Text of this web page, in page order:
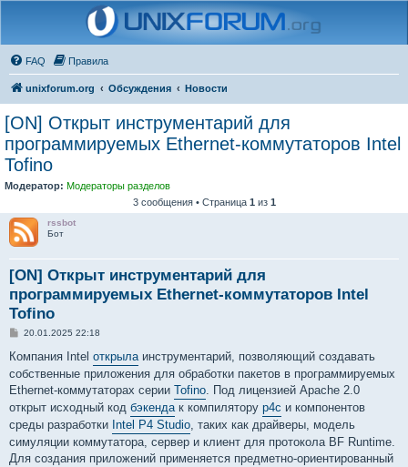
FAQ Правила
unixforum.org Обсуждения Новости
[ON] Открыт инструментарий для
программируемых Ethernet-коммутаторов Intel
Tofino
Модератор: Модераторы разделов
3 сообщения • Страница 1 из 1
rssbot
Бот
[ON] Открыт инструментарий для
программируемых Ethernet-коммутаторов Intel
Tofino
С
о
щ
е
и
20.01.2025 22:18
Компания Intel открылаинструментарий, позволяющий создавать
собственные приложения для обработки пакетов в программируемых
Ethernet-коммутаторах серии Tofino. Под лицензией Apache 2.0
открыт исходный код бэкендак компилятору p4c и компонентов
среды разработки Intel P4 Studio, таких как драйверы, модель
симуляции коммутатора, сервер и клиент для протокола BF Runtime.
Для создания приложений применяется предметно-ориентированный